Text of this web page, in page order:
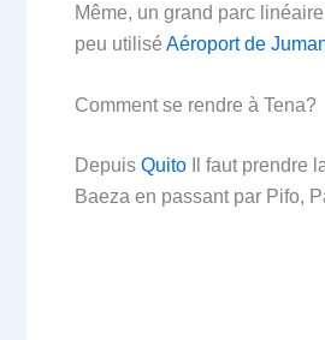
Même, un grand parc
peu utilisé Aéroport de
Comment se rendre à Tena?
Depuis Quito Il faut prendre
Baeza en passant par Pifo,